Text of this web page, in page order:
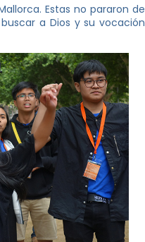
Estas no pararon de
a Dios y su vocación